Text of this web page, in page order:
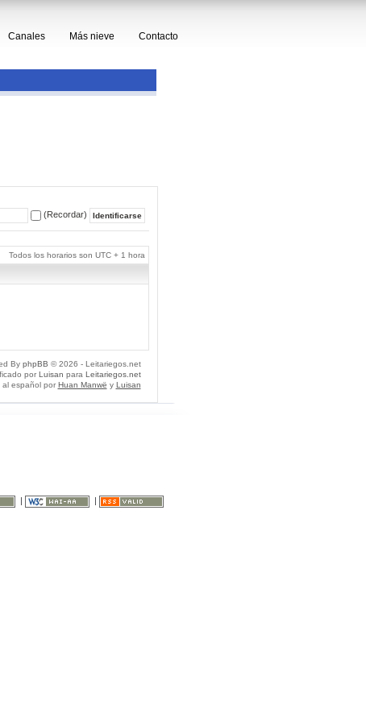
Canales Más nieve Contacto
(Recordar)
Todos los horarios son UTC + 1 hora
By phpBB © 2026 - Leitariegos.net
por Luisan para Leitariegos.net
al español por Huan Manwë y Luisan